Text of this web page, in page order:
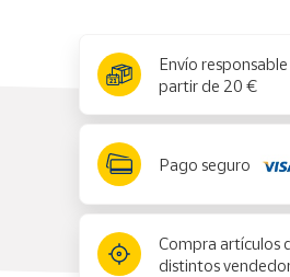
Envío
partir de 20 €
Pago seguro
Compra artículos
distintos